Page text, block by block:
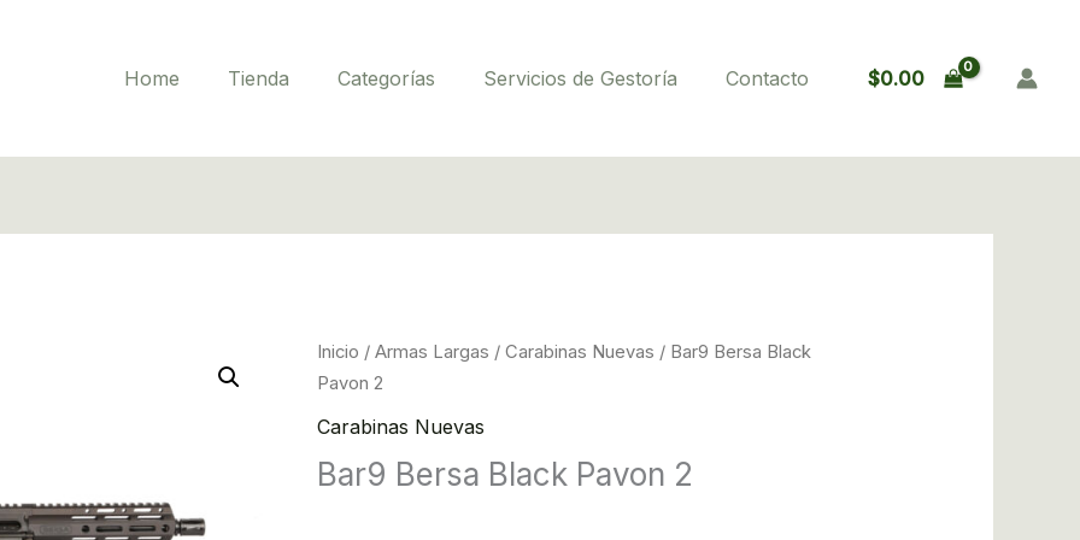
Home Tienda Categorías Servicios de Gestoría Contacto $0.00
Inicio /Armas Largas /Carabinas Nuevas / Bar9 Bersa Black
Pavon 2
Carabinas Nuevas
Bar9 Bersa Black Pavon 2